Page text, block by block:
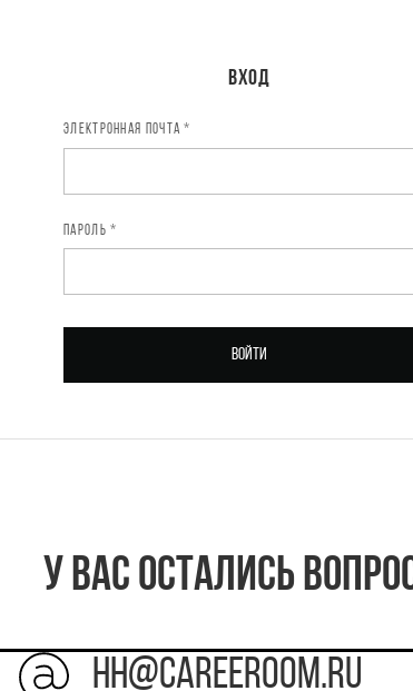
Вход
ЭЛЕКТРОННАЯ ПОЧТА *
ПАРОЛЬ *
Войти
Регистрация
ИМЯ *
ЭЛЕКТРОННАЯ ПОЧТА *
ПАРОЛЬ *
У Вас остались
HH@careeroom.ru